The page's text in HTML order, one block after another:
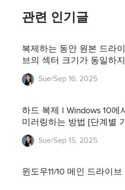
관련 인기글
복제하는 동안 원본 드라
브의 섹터 크기가 동일하
Sue/Sep 16, 2025
하드 복제 | Windows 10에
미러링하는 방법 [단계별
Sue/Sep 15, 2025
윈도우11/10 메인 드라이